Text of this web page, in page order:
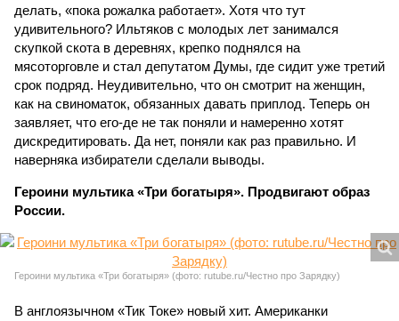
делать, «пока рожалка работает». Хотя что тут
удивительного? Ильтяков с молодых лет занимался
скупкой скота в деревнях, крепко поднялся на
мясоторговле и стал депутатом Думы, где сидит уже третий
срок подряд. Неудивительно, что он смотрит на женщин,
как на свиноматок, обязанных давать приплод. Теперь он
заявляет, что его-де не так поняли и намеренно хотят
дискредитировать. Да нет, поняли как раз правильно. И
наверняка избиратели сделали выводы.
Героини мультика «Три богатыря». Продвигают образ
России.
Героини мультика «Три богатыря» (фото: rutube.ru/Честно про Зарядку)
В англоязычном «Тик Токе» новый хит. Американки